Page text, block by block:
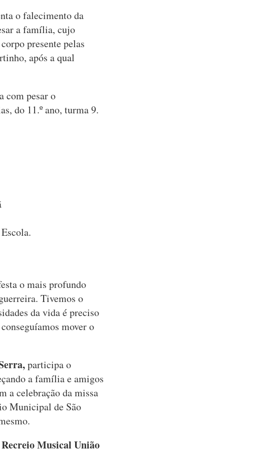
o falecimento da
a família, cujo
presente pelas
após a qual
com pesar o
do 11.º ano, turma 9.
o mais profundo
Tivemos o
da vida é preciso
mover o
participa o
a família e amigos
a celebração da missa
Municipal de São
Musical União